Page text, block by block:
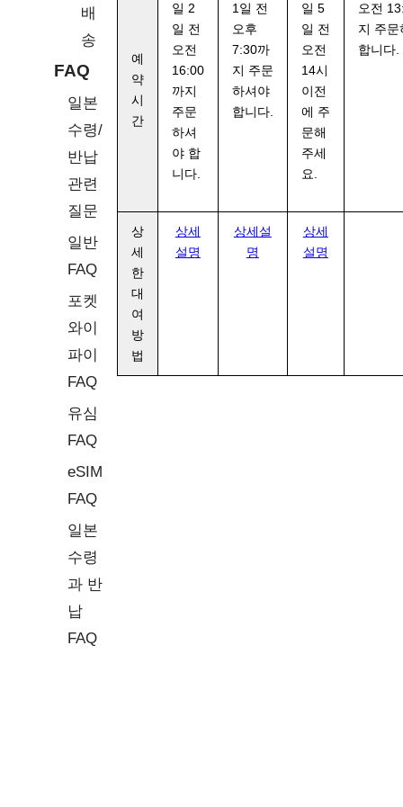
배
송
FAQ
일본
수령/
반납
관련
질문
일반
FAQ
포켓
와이
파이
FAQ
유심
FAQ
eSIM
FAQ
일본
수령
과 반
납
FAQ
예
약
시
간
일 2
일 전
오전
16:00
까지
주문
하셔
야 합
니다.
1일 전
오후
7:30까
지 주문
하셔야
합니다.
일 5
일 전
오전
14시
이전
에 주
문해
주세
요.
오전
지 주문
합니다.
상
세
한
대
여
방
법
상세
설명
상세설
명
상세
설명